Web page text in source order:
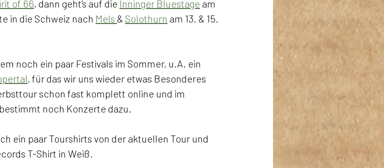
of 66, dann geht’s auf die Inninger Bluestage am
in die Schweiz nach Mels & Solothurn am 13. & 15.
noch ein paar Festivals im Sommer, u.A. ein
, für das wir uns wieder etwas Besonderes
schon fast komplett online und im
noch Konzerte dazu.
ein paar Tourshirts von der aktuellen Tour und
T-Shirt in Weiß.